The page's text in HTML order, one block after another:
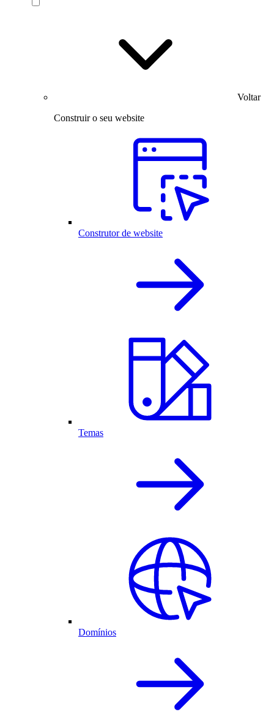
Voltar
Construir o seu website
Construtor de website
Temas
Domínios